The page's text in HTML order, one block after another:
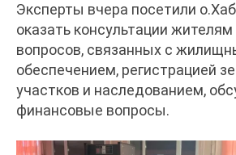
Эксперты вчера посетили
оказать консультации
вопросов, связанных с
обеспечением, регистрацией
участков и наследованием,
финансовые вопросы.